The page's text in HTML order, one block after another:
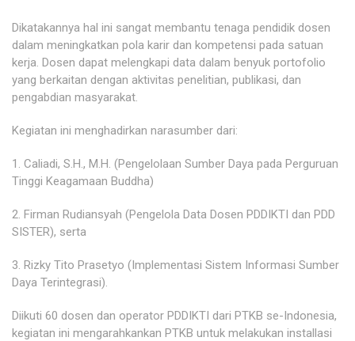
Dikatakannya hal ini sangat membantu tenaga pendidik dosen
dalam meningkatkan pola karir dan kompetensi pada satuan
kerja. Dosen dapat melengkapi data dalam benyuk portofolio
yang berkaitan dengan aktivitas penelitian, publikasi, dan
pengabdian masyarakat.
Kegiatan ini menghadirkan narasumber dari:
1. Caliadi, S.H., M.H. (Pengelolaan Sumber Daya pada Perguruan
Tinggi Keagamaan Buddha)
2. Firman Rudiansyah (Pengelola Data Dosen PDDIKTI dan PDD
SISTER), serta
3. Rizky Tito Prasetyo (Implementasi Sistem Informasi Sumber
Daya Terintegrasi).
Diikuti 60 dosen dan operator PDDIKTI dari PTKB se-Indonesia,
kegiatan ini mengarahkankan PTKB untuk melakukan installasi